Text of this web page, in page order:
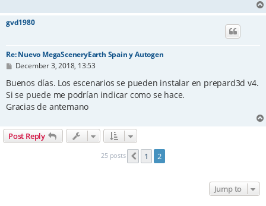
gvd1980
Re: Nuevo MegaSceneryEarth Spain y Autogen
P
s
December 3, 2018, 13:53
Buenos días. Los escenarios se pueden instalar en prepard3d v4.
Si se puede me podrían indicar como se hace.
Gracias de antemano
Post Reply
25 posts Previous
1 2
Jump to